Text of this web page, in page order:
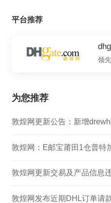
平台推荐
为您推荐
敦煌网更新公告：新增
敦煌网：E邮宝莆田1仓普特
敦煌网更新交易及产品信息
敦煌网发布近期DHL订单请